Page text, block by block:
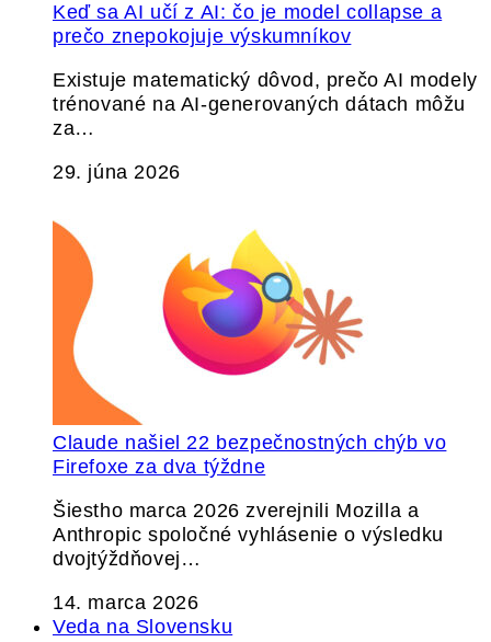
Keď sa AI učí z AI: čo je model collapse a
prečo znepokojuje výskumníkov
Existuje matematický dôvod, prečo AI modely
trénované na AI-generovaných dátach môžu
za…
29. júna 2026
Claude našiel 22 bezpečnostných chýb vo
Firefoxe za dva týždne
Šiestho marca 2026 zverejnili Mozilla a
Anthropic spoločné vyhlásenie o výsledku
dvojtýždňovej…
14. marca 2026
Veda na Slovensku